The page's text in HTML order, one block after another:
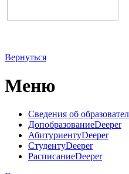
Вернуться
Меню
Сведения об
ДопобразованиеDeeper
АбитуриентуDeeper
СтудентуDeeper
РасписаниеDeeper